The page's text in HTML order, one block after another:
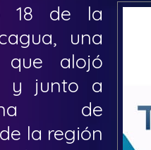
18 de la
una
que alojó
y junto a
de
la región